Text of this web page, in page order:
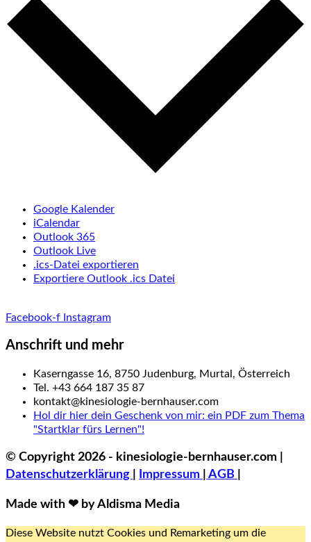
Google Kalender
iCalendar
Outlook 365
Outlook Live
.ics-Datei exportieren
Exportiere Outlook .ics Datei
Facebook-f Instagram
Anschrift und mehr
Kaserngasse 16, 8750 Judenburg, Murtal, Österreich
Tel. +43 664 187 35 87
kontakt@kinesiologie-bernhauser.com
Hol dir hier dein Geschenk von mir: ein PDF zum Thema
"Startklar fürs Lernen"!
© Copyright 2026 - kinesiologie-bernhauser.com |
Datenschutzerklärung
Impressum AGB
Made with ❤ by Aldisma Media
Diese Website nutzt Cookies und Remarketing um die